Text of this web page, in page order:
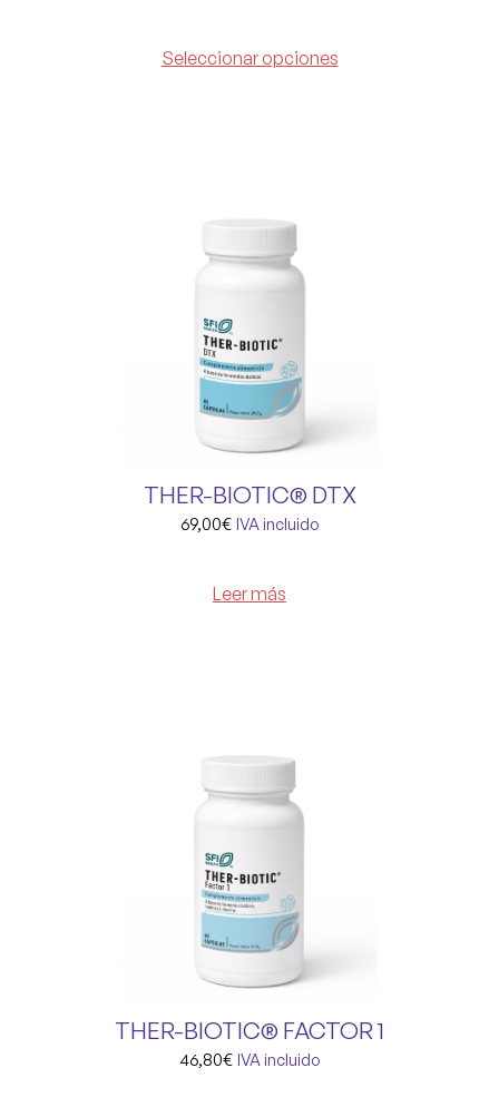
Seleccionar opciones
THER-BIOTIC® DTX
69,00€ IVA incluido
Leer más
THER-BIOTIC® FACTOR 1
46,80€ IVA incluido